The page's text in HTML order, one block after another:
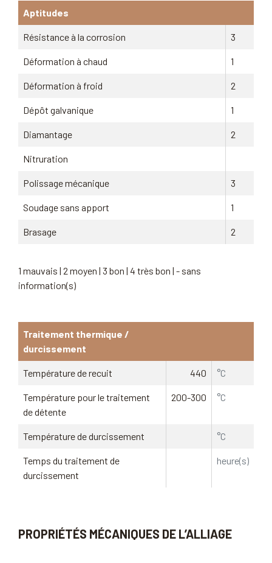
Aptitudes
Résistance à la corrosion 3
Déformation à chaud 1
Déformation à froid 2
Dépôt galvanique 1
Diamantage 2
Nitruration
Polissage mécanique 3
Soudage sans apport 1
Brasage 2
1 mauvais | 2 moyen | 3 bon | 4 très bon | - sans
information(s)
Traitement thermique /
durcissement
Température de recuit 440 °C
Température pour le traitement
de détente
200-300 °C
Température de durcissement °C
Temps du traitement de
durcissement
heure(s)
PROPRIÉTÉS MÉCANIQUES DE L’ALLIAGE